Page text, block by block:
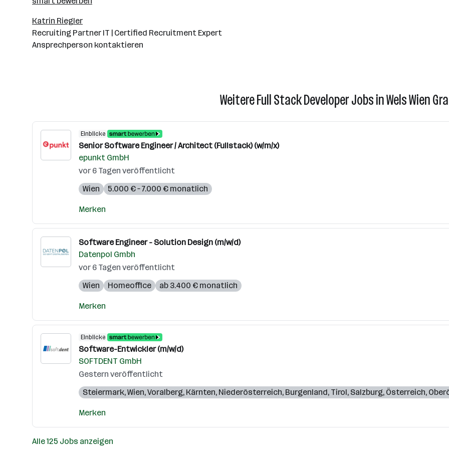
Katrin Riegler
Recruiting Partner IT | Certified Recruitment Expert
Ansprechperson kontaktieren
Weitere Full Stack Developer Jobs in Wels Wien
Einblicke
Senior Software Engineer / Architect (Fullstack) (w/m/x)
epunkt GmbH
vor 6 Tagen veröffentlicht
Wien
5.000 € – 7.000 € monatlich
Merken
Software Engineer - Solution Design (m/w/d)
Datenpol Gmbh
vor 6 Tagen veröffentlicht
Wien
Homeoffice ab 3.400 € monatlich
Merken
Einblicke
Software-Entwickler (m/w/d)
SOFTDENT GmbH
Gestern veröffentlicht
Steiermark,Wien,Voralberg, Kärnten, Niederösterreich, Burgenland, Tirol, Salzburg, Österreich,
Merken
Alle 125 Jobs anzeigen